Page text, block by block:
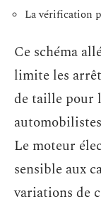
La vérification
Ce schéma
limite les
de taille pour
Le moteur
sensible aux
variations de